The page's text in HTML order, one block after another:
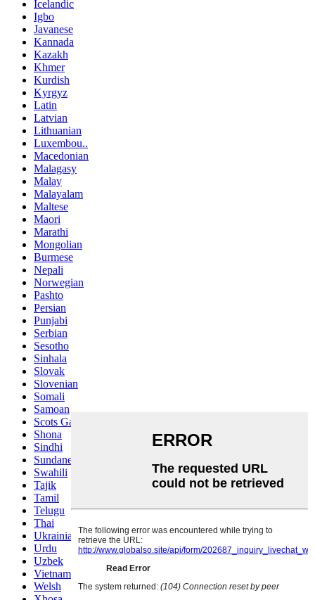
Icelandic
Igbo
Javanese
Kannada
Kazakh
Khmer
Kurdish
Kyrgyz
Latin
Latvian
Lithuanian
Luxembou..
Macedonian
Malagasy
Malay
Malayalam
Maltese
Maori
Marathi
Mongolian
Burmese
Nepali
Norwegian
Pashto
Persian
Punjabi
Serbian
Sesotho
Sinhala
Slovak
Slovenian
Somali
Samoan
Scots Gaelic
Shona
Sindhi
Sundanese
Swahili
Tajik
Tamil
Telugu
Thai
Ukrainian
Urdu
Uzbek
Vietnamese
Welsh